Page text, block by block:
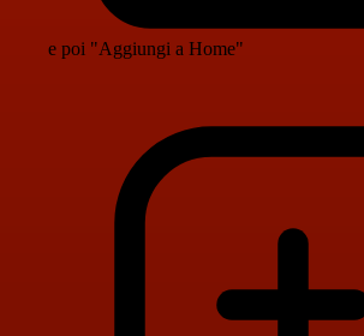
e poi "Aggiungi a Home"